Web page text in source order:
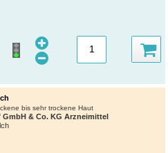
bis sehr trockene Haut
GmbH & Co. KG Arzneimittel